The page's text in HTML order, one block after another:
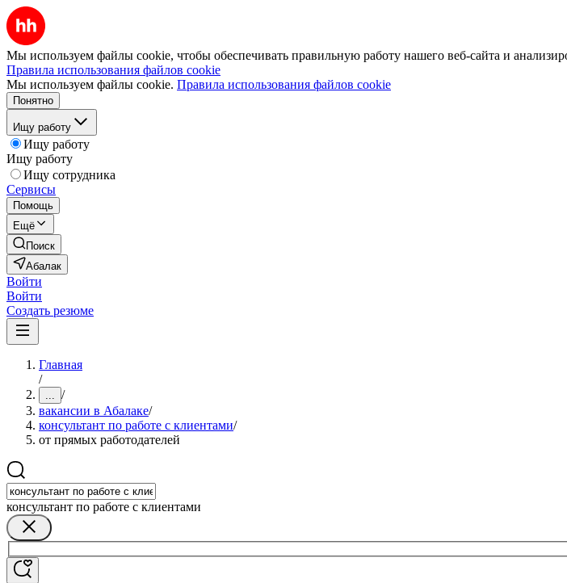
Мы используем файлы cookie, чтобы обеспечивать правильную работу нашего веб-сайта и
Правила использования файлов cookie
Мы используем файлы cookie. Правила использования файлов cookie
Понятно
Ищу работу
Ищу работу
Ищу работу
Ищу сотрудника
Сервисы
Помощь
Ещё
Поиск
Абалак
Войти
Войти
Создать резюме
Главная
/
... /
вакансии в Абалаке/
консультант по работе с клиентами/
от прямых работодателей
консультант по работе с клиентами